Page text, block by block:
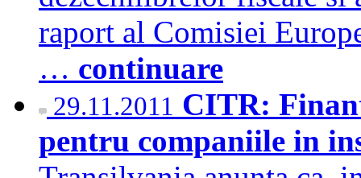
raport al Comisiei
… continuare
29.11.2011 CITR:
pentru companiile in